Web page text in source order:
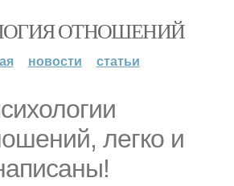
ОТНОШЕНИЙ
новости статьи
легко и